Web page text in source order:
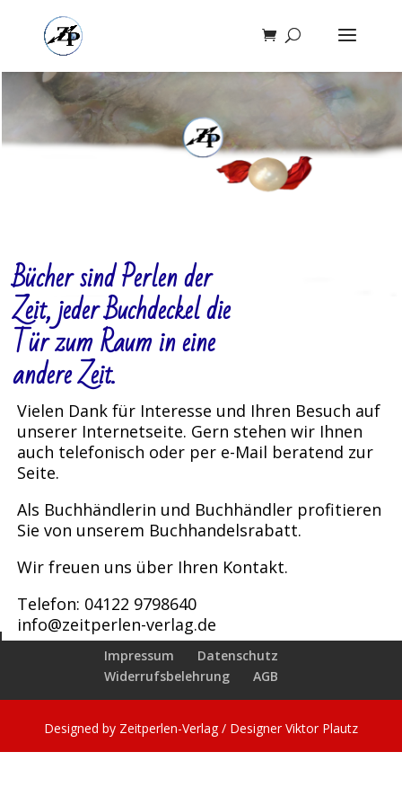
Bücher sind Perlen der
Zeit, jederBuchdeckel die
Tür zum Raum in eine
andere Zeit.
Vielen Dank für Interesse und Ihren Besuch auf
unserer Internetseite. Gern stehen wir Ihnen
auch telefonisch oder per e-Mail beratend zur
Seite.
Als Buchhändlerin und Buchhändler profitieren
Sie von unserem Buchhandelsrabatt.
Wir freuen uns über Ihren Kontakt.
Telefon: 04122 9798640
info@zeitperlen-verlag.de
Impressum
Datenschutz
Widerrufsbelehrung
AGB
Designed by Zeitperlen-Verlag / Designer Viktor Plautz